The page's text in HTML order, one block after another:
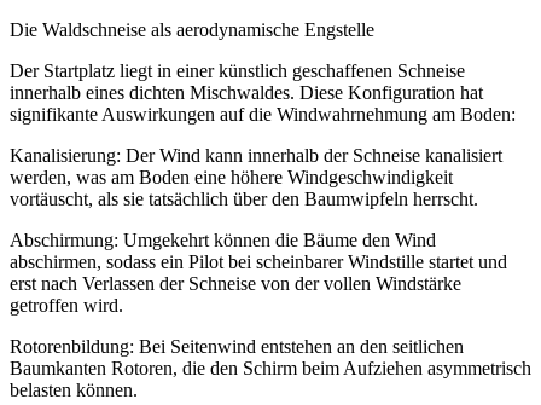
Die Waldschneise als aerodynamische Engstelle
Der Startplatz liegt in einer künstlich geschaffenen Schneise
innerhalb eines dichten Mischwaldes. Diese Konfiguration hat
signifikante Auswirkungen auf die Windwahrnehmung am Boden:
Kanalisierung: Der Wind kann innerhalb der Schneise kanalisiert
werden, was am Boden eine höhere Windgeschwindigkeit
vortäuscht, als sie tatsächlich über den Baumwipfeln herrscht.
Abschirmung: Umgekehrt können die Bäume den Wind
abschirmen, sodass ein Pilot bei scheinbarer Windstille startet und
erst nach Verlassen der Schneise von der vollen Windstärke
getroffen wird.
Rotorenbildung: Bei Seitenwind entstehen an den seitlichen
Baumkanten Rotoren, die den Schirm beim Aufziehen asymmetrisch
belasten können.